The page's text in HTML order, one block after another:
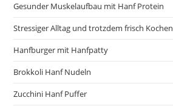
Gesunder Muskelaufbau mit Hanf Protein
Stressiger Alltag und trotzdem frisch Kochen
Hanfburger mit Hanfpatty
Brokkoli Hanf Nudeln
Zucchini Hanf Puffer